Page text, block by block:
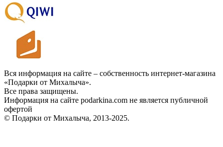
Вся информация на сайте – собственность интернет-магазина
«Подарки от Михалыча».
Все права защищены.
Информация на сайте podarkina.com не является публичной
офертой
© Подарки от Михалыча, 2013-2025.